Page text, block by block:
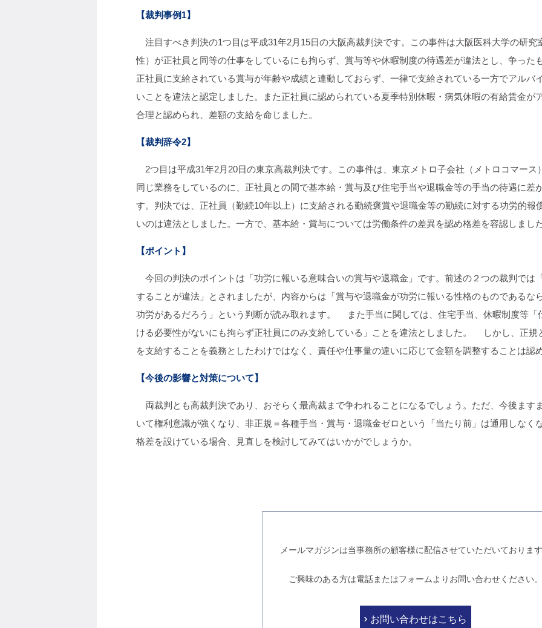
【裁判事例1】
注目すべき判決の1つ目は平成31年2月15日の大阪高裁判決です。この事件は大阪医科大学の研究
性）が正社員と同等の仕事をしているにも拘らず、賞与等や休暇制度の待遇差が違法とし、争った
正社員に支給されている賞与が年齢や成績と連動しておらず、一律で支給されている一方でアルバ
いことを違法と認定しました。また正社員に認められている夏季特別休暇・病気休暇の有給賃金が
合理と認められ、差額の支給を命じました。
【裁判辞令2】
2つ目は平成31年2月20日の東京高裁判決です。この事件は、東京メトロ子会社（メトロコマース
同じ業務をしているのに、正社員との間で基本給・賞与及び住宅手当や退職金等の手当の待遇に差
す。判決では、正社員（勤続10年以上）に支給される勤続褒賞や退職金等の勤続に対する功労的報
いのは違法としました。一方で、基本給・賞与については労働条件の差異を認め格差を容認しまし
【ポイント】
今回の判決のポイントは「功労に報いる意味合いの賞与や退職金」です。前述の２つの裁判では
することが違法」とされましたが、内容からは「賞与や退職金が功労に報いる性格のものであるな
功労があるだろう」という判断が読み取れます。 また手当に関しては、住宅手当、休暇制度等「
ける必要性がないにも拘らず正社員にのみ支給している」ことを違法としました。 しかし、正規
を支給することを義務としたわけではなく、責任や仕事量の違いに応じて金額を調整することは認
【今後の影響と対策について】
両裁判とも高裁判決であり、おそらく最高裁まで争われることになるでしょう。ただ、今後ます
いて権利意識が強くなり、非正規＝各種手当・賞与・退職金ゼロという「当たり前」は通用しなく
格差を設けている場合、見直しを検討してみてはいかがでしょうか。
メールマガジンは当事務所の顧客様に配信させていただいておりま
ご興味のある方は電話またはフォームよりお問い合わせください。
お問い合わせはこちら